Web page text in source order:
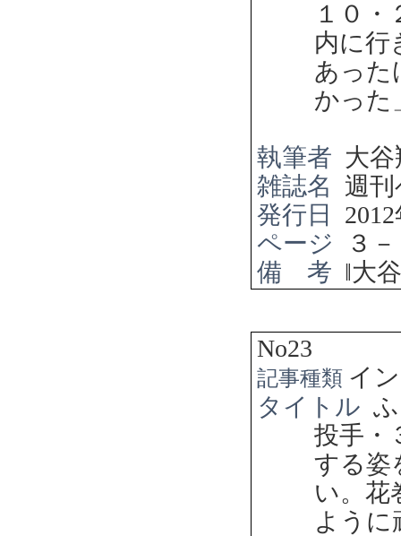
１０
内に行
あった
かった
執筆者 大
雑誌名
週
発行日
2012
ページ
３
備 考 ‖大
No23
記事種類 イ
タイトル
投手・
する姿
い。花
ように